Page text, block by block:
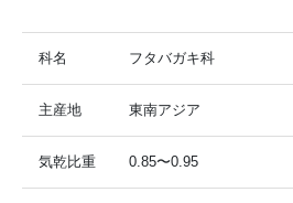
科名 フタバガキ科
主産地 東南アジア
気乾比重 0.85〜0.95